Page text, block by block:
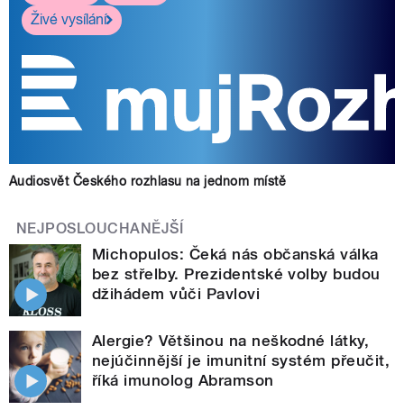
Živé vysílání
Audiosvět Českého rozhlasu na jednom místě
NEJPOSLOUCHANĚJŠÍ
Michopulos: Čeká nás občanská válka
bez střelby. Prezidentské volby budou
džihádem vůči Pavlovi
Alergie? Většinou na neškodné látky,
nejúčinnější je imunitní systém přeučit,
říká imunolog Abramson